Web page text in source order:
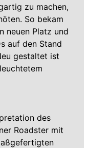
zu machen,
So bekam
neuen Platz und
auf den Stand
gestaltet ist
des
Roadster mit